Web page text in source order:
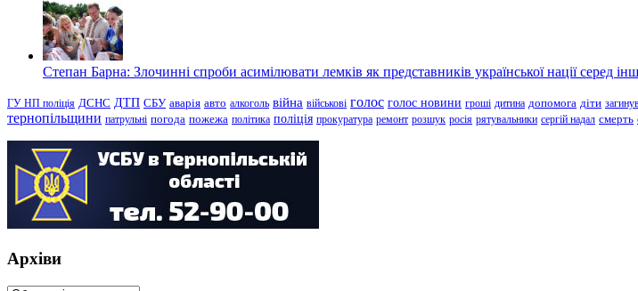
Степан Барна: Злочинні спроби асимілювати лемків як представників української нації серед
ГУ НП поліція ДСНС ДТП СБУ аварія авто алкоголь війна військові голос голос новини гроші дитина допомога діти
тернопільщини патрульні погода пожежа політика поліція прокуратура ремонт розшук росія рятувальники сергій надал смерть
Архіви